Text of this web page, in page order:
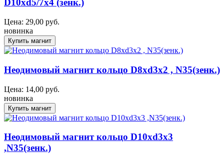
D10xd5/7x4 (зенк.)
Цена: 29,00 руб.
новинка
Неодимовый магнит кольцо D8xd3x2 , N35(зенк.)
Цена: 14,00 руб.
новинка
Неодимовый магнит кольцо D10xd3x3
,N35(зенк.)